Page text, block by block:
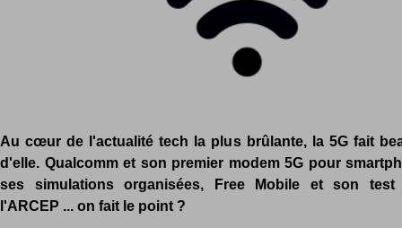
Au cœur de l'actualité tech la plus brûlante, la 5G fait
d'elle. Qualcomm et son premier modem 5G pour
ses simulations organisées, Free Mobile et son test
l'ARCEP ... on fait le point ?